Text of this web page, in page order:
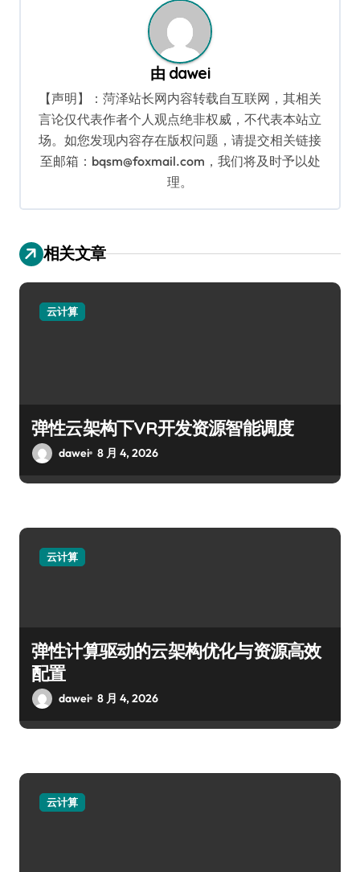
由 dawei
【声明】：菏泽站长网内容转载自互联网，其相关
言论仅代表作者个人观点绝非权威，不代表本站立
场。如您发现内容存在版权问题，请提交相关链接
至邮箱：bqsm@foxmail.com，我们将及时予以处
理。
相关文章
云计算
弹性云架构下VR开发资源智能调度
dawei 8 月 4, 2026
云计算
弹性计算驱动的云架构优化与资源高效
配置
dawei 8 月 4, 2026
云计算